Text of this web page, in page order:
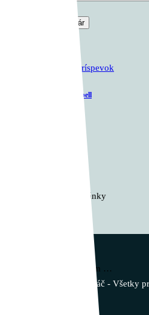
Predchádzajúci príspevok
Empty Jumping Barbell
Žiadne podobné články
Inšpiruj svojim životom …
© 2023 - Vladimír Takáč - Všetky